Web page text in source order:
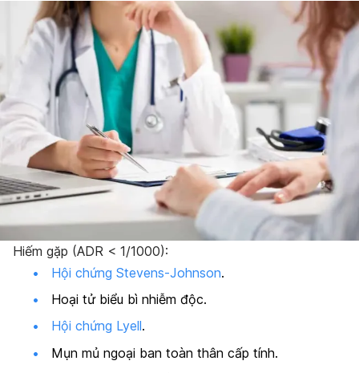
Hiếm gặp (ADR < 1/1000):
Hội chứng Stevens-Johnson.
Hoại tử biểu bì nhiễm độc.
Hội chứng Lyell.
Mụn mủ ngoại ban toàn thân cấp tính.